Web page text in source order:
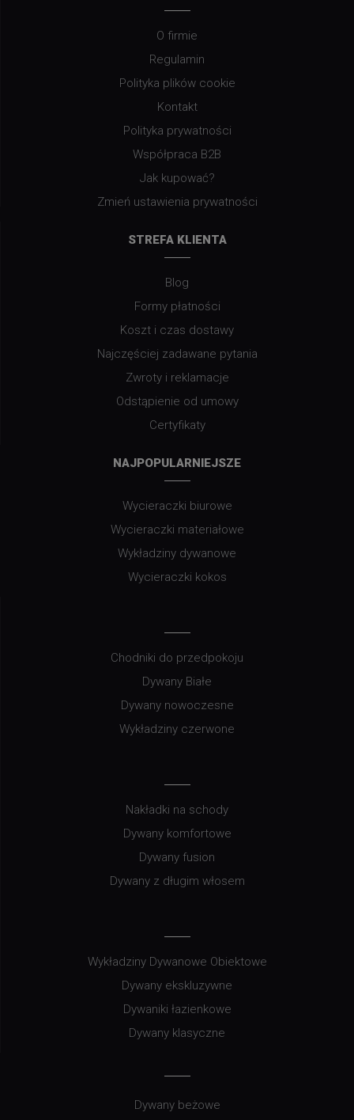
O firmie
Regulamin
Polityka plików cookie
Kontakt
Polityka prywatności
Współpraca B2B
Jak kupować?
Zmień ustawienia prywatności
STREFA KLIENTA
Blog
Formy płatności
Koszt i czas dostawy
Najczęściej zadawane pytania
Zwroty i reklamacje
Odstąpienie od umowy
Certyfikaty
NAJPOPULARNIEJSZE
Wycieraczki biurowe
Wycieraczki materiałowe
Wykładziny dywanowe
Wycieraczki kokos
Chodniki do przedpokoju
Dywany Białe
Dywany nowoczesne
Wykładziny czerwone
Nakładki na schody
Dywany komfortowe
Dywany fusion
Dywany z długim włosem
Wykładziny Dywanowe Obiektowe
Dywany ekskluzywne
Dywaniki łazienkowe
Dywany klasyczne
Dywany beżowe